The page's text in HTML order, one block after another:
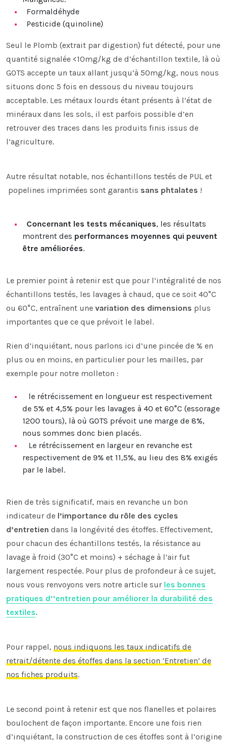
Formaldéhyde
Pesticide (quinoline)
Seul le Plomb (extrait par digestion) fut détecté, pour une
quantité signalée <10mg/kg de d’échantillon textile, là où
GOTS accepte un taux allant jusqu’à 50mg/kg, nous nous
situons donc 5 fois en dessous du niveau toujours
acceptable. Les métaux lourds étant présents à l’état de
minéraux dans les sols, il est parfois possible d’en
retrouver des traces dans les produits finis issus de
l’agriculture.
Autre résultat notable, nos échantillons testés de PUL et
popelines imprimées sont garantis sans phtalates !
Concernant les tests mécaniques, les résultats
montrent des performances moyennes qui peuvent
être améliorées.
Le premier point à retenir est que pour l’intégralité de nos
échantillons testés, les lavages à chaud, que ce soit 40°C
ou 60°C, entraînent une variation des dimensions plus
importantes que ce que prévoit le label.
Rien d’inquiétant, nous parlons ici d’une pincée de % en
plus ou en moins, en particulier pour les mailles, par
exemple pour notre molleton :
le rétrécissement en longueur est respectivement
de 5% et 4,5% pour les lavages à 40 et 60°C (essorage
1200 tours), là où GOTS prévoit une marge de 8%,
nous sommes donc bien placés.
Le rétrécissement en largeur en revanche est
respectivement de 9% et 11,5%, au lieu des 8% exigés
par le label.
Rien de très significatif, mais en revanche un bon
indicateur de l’importance du rôle des cycles
d’entretien dans la longévité des étoffes. Effectivement,
pour chacun des échantillons testés, la résistance au
lavage à froid (30°C et moins) + séchage à l’air fut
largement respectée. Pour plus de profondeur à ce sujet,
nous vous renvoyons vers notre article sur les bonnes
pratiques d’’entretien pour améliorer la durabilité des
textiles.
Pour rappel, nous indiquons les taux indicatifs de
retrait/détente des étoffes dans la section ‘Entretien’ de
nos fiches produits.
Le second point à retenir est que nos flanelles et polaires
boulochent de façon importante. Encore une fois rien
d’inquiétant, la construction de ces étoffes sont à l’origine